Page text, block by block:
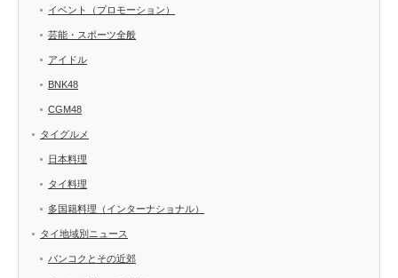
イベント（プロモーション）
芸能・スポーツ全般
アイドル
BNK48
CGM48
タイグルメ
日本料理
タイ料理
多国籍料理（インターナショナル）
タイ地域別ニュース
バンコクとその近郊